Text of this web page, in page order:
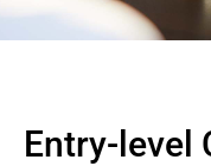
Entry-level